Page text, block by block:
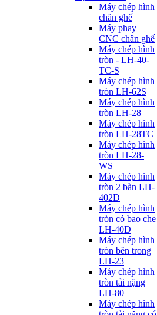
Máy chép hình
chân ghế
Máy phay
CNC chân ghế
Máy chép hình
tròn - LH-40-
TC-S
Máy chép hình
tròn LH-62S
Máy chép hình
tròn LH-28
Máy chép hình
tròn LH-28TC
Máy chép hình
tròn LH-28-
WS
Máy chép hình
tròn 2 bàn LH-
402D
Máy chép hình
tròn có bao che
LH-40D
Máy chép hình
tròn bên trong
LH-23
Máy chép hình
tròn tải nặng
LH-80
Máy chép hình